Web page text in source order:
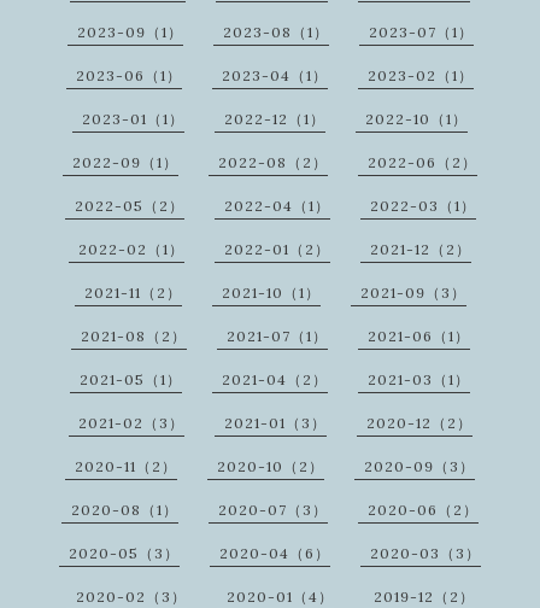
2023-09（1） 2023-08（1） 2023-07（1）
2023-06（1） 2023-04（1） 2023-02（1）
2023-01（1） 2022-12（1） 2022-10（1）
2022-09（1） 2022-08（2） 2022-06（2）
2022-05（2） 2022-04（1） 2022-03（1）
2022-02（1） 2022-01（2） 2021-12（2）
2021-11（2） 2021-10（1） 2021-09（3）
2021-08（2） 2021-07（1） 2021-06（1）
2021-05（1） 2021-04（2） 2021-03（1）
2021-02（3） 2021-01（3） 2020-12（2）
2020-11（2） 2020-10（2） 2020-09（3）
2020-08（1） 2020-07（3） 2020-06（2）
2020-05（3） 2020-04（6） 2020-03（3）
2020-02（3） 2020-01（4） 2019-12（2）